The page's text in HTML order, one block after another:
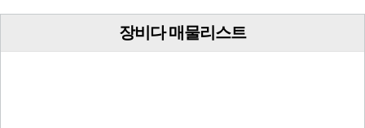
장비다 매물리스트